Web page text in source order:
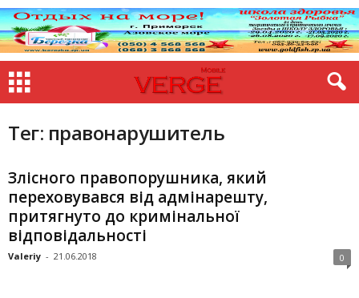
Тег: правонарушитель
Злісного правопорушника, який
переховувався від адмінарешту,
притягнуто до кримінальної
відповідальності
Valeriy - 21.06.2018 0